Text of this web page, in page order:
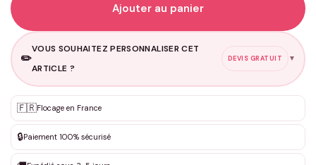
Ajouter au panier
✏️
VOUS SOUHAITEZ PERSONNALISER CET
ARTICLE ?
DEVIS GRATUIT ▼
✨ Personnalisation sur mesure
🇫🇷Flocage en France
🔒Paiement 100% sécurisé